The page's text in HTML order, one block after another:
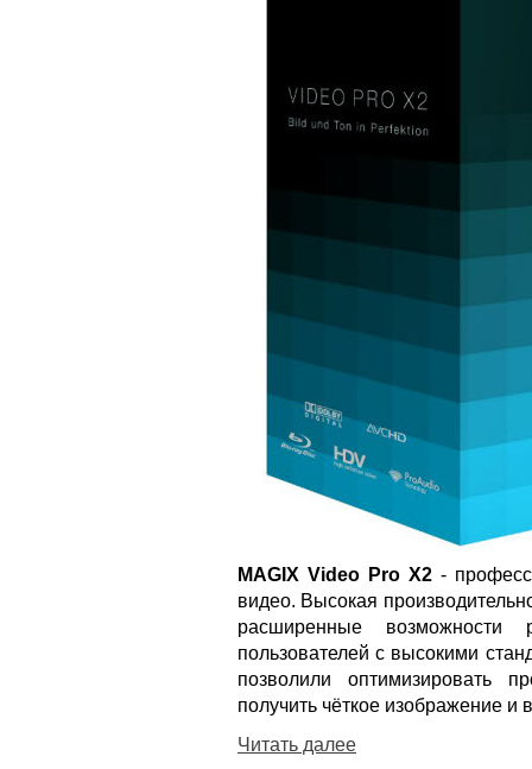
MAGIX Video Pro X2 -
видео. Высокая
расширенные возможности
пользователей с высокими
позволили оптимизировать
получить чёткое изображение и
Читать далее